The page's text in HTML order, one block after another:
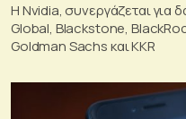
Η Nvidia, συνεργάζεται για
Global, Blackstone,
Goldman Sachs και KKR